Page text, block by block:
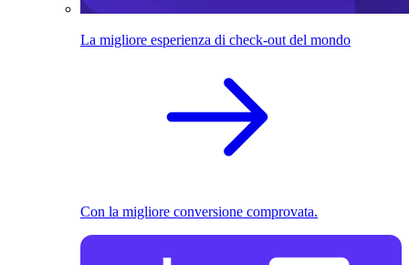
La migliore esperienza di check-out del mondo
Con la migliore conversione comprovata.